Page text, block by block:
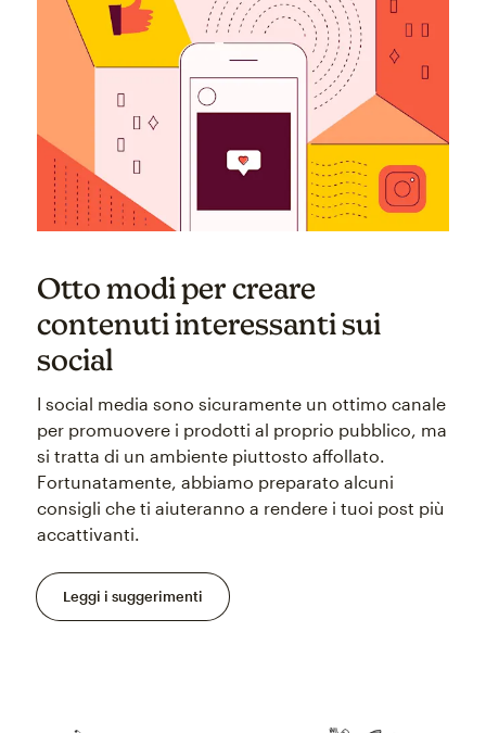
Otto modi per creare
contenuti interessanti sui
social
I social media sono sicuramente un ottimo canale
per promuovere i prodotti al proprio pubblico, ma
si tratta di un ambiente piuttosto affollato.
Fortunatamente, abbiamo preparato alcuni
consigli che ti aiuteranno a rendere i tuoi post più
accattivanti.
Leggi i suggerimenti